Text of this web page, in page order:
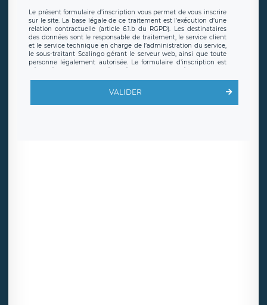
Le présent formulaire d’inscription vous permet de vous inscrire
sur le site. La base légale de ce traitement est l’exécution d’une
relation contractuelle (article 6.1.b du RGPD). Les destinataires
des données sont le responsable de traitement, le service client
et le service technique en charge de l’administration du service,
le sous-traitant Scalingo gérant le serveur web, ainsi que toute
personne légalement autorisée. Le formulaire d’inscription est
offrant desclauses de protection conformes au RGPD. Les
en sollicite la suppression, étant entendu que vous pouvez
demander la suppression de vos données et retirer votre
VALIDER